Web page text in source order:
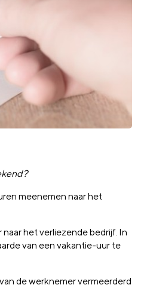
meenemen naar het
het verliezende bedrijf. In
van een vakantie-uur te
de werknemer vermeerderd